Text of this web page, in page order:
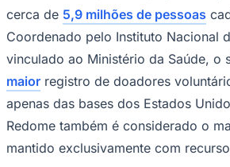
Goiás
importância da ampliação e
contínua do cadastro de
Brasil. Embora o país
maiores registros de
milhares de pacientes ainda
identificação de um doador